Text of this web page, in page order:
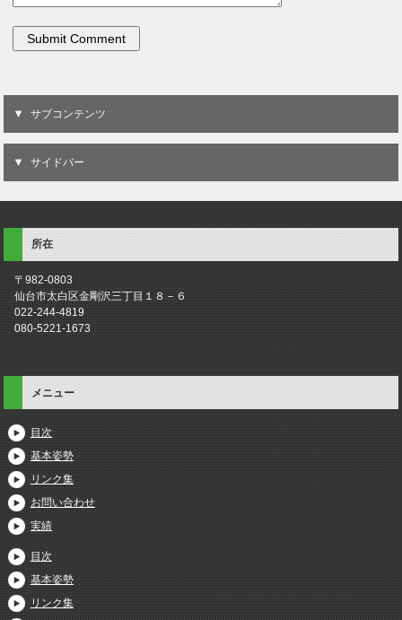
サブコンテンツ
サイドバー
所在
〒982-0803
仙台市太白区金剛沢三丁目１８－６
022-244-4819
080-5221-1673
メニュー
目次
基本姿勢
リンク集
お問い合わせ
実績
目次
基本姿勢
リンク集